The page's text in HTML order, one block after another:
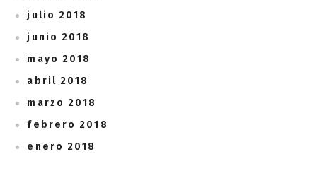
julio 2018
junio 2018
mayo 2018
abril 2018
marzo 2018
febrero 2018
enero 2018